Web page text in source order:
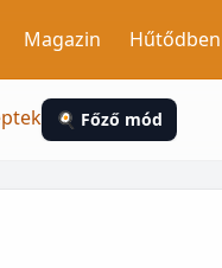
Magazin Hűtődben
🍳 Főző mód